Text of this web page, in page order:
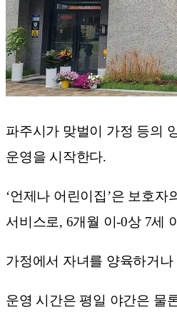
파주시가 맞벌이 가정 등의
운영을 시작한다.
‘언제나 어린이집’은 보호
서비스로, 6개월 이-0상 7세
가정에서 자녀를 양육하거
운영 시간은 평일 야간은 물